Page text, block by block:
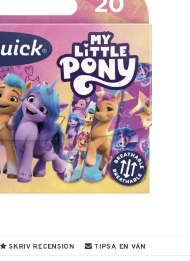
SKRIV RECENSION TIPSA EN VÄN